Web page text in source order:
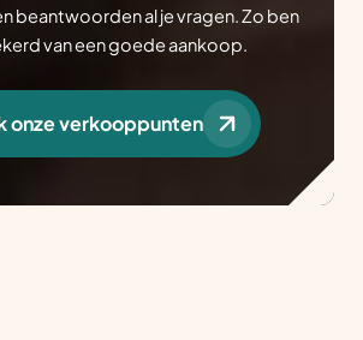
beantwoorden al je vragen. Zo ben
van een goede aankoop.
onze verkooppunten